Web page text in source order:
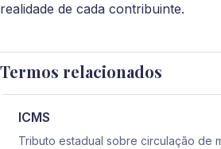
realidade de cada contribuinte.
Termos relacionados
ICMS
Tributo estadual sobre circulação de